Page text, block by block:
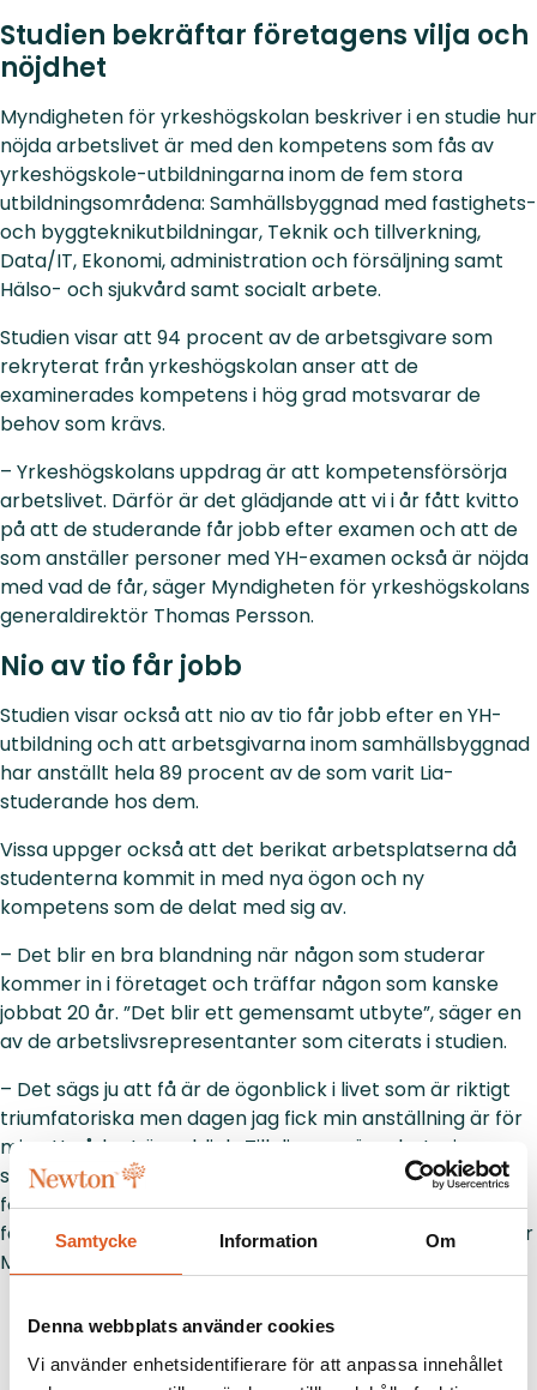
Samtycke Information Om
Denna webbplats använder cookies
Vi använder enhetsidentifierare för att anpassa innehållet
Studien bekräftar företagens vilja och
nöjdhet
Myndigheten för yrkeshögskolan beskriver i en studie hur
nöjda arbetslivet är med den kompetens som fås av
yrkeshögskole-utbildningarna inom de fem stora
utbildningsområdena: Samhällsbyggnad med fastighets-
och byggteknikutbildningar, Teknik och tillverkning,
Data/IT, Ekonomi, administration och försäljning samt
Hälso- och sjukvård samt socialt arbete.
Studien visar att 94 procent av de arbetsgivare som
rekryterat från yrkeshögskolan anser att de
examinerades kompetens i hög grad motsvarar de
behov som krävs.
– Yrkeshögskolans uppdrag är att kompetensförsörja
arbetslivet. Därför är det glädjande att vi i år fått kvitto
på att de studerande får jobb efter examen och att de
som anställer personer med YH-examen också är nöjda
med vad de får, säger Myndigheten för yrkeshögskolans
generaldirektör Thomas Persson.
Nio av tio får jobb
Studien visar också att nio av tio får jobb efter en YH-
utbildning och att arbetsgivarna inom samhällsbyggnad
har anställt hela 89 procent av de som varit Lia-
studerande hos dem.
Vissa uppger också att det berikat arbetsplatserna då
studenterna kommit in med nya ögon och ny
kompetens som de delat med sig av.
– Det blir en bra blandning när någon som studerar
kommer in i företaget och träffar någon som kanske
jobbat 20 år. ”Det blir ett gemensamt utbyte”, säger en
av de arbetslivsrepresentanter som citerats i studien.
– Det sägs ju att få är de ögonblick i livet som är riktigt
triumfatoriska men dagen jag fick min anställning är för
mig ett sådant ögonblick. Till dig som är arbetsgivare
som tvekar att ta emot en praktikant, eller du som
fortfarande tvekar om YH-utbildning för ett jobb i
fastighetsbranschen – ta chansen, den är du värd, säger
Martin.